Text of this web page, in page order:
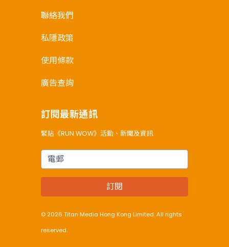
聯絡我們
私隱政策
使用條款
廣告查詢
訂閱最新通訊
緊貼《RUN WOW》活動、新聞及資訊
電郵
訂閱
© 2026 Titan Media Hong Kong Limited. All rights
reserved.